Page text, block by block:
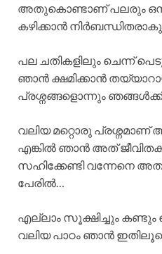
അതുകൊണ്ടാണ് പലരും
കഴിക്കാൻ
പല ചതികളിലും ചെന്ന്
ഞാൻ ക്ഷമിക്കാൻ
പ്രശ്നങ്ങളൊന്നും
വലിയ മറ്റൊരു
എങ്കിൽ ഞാൻ അത്
സഹിക്കേണ്ടി വന്നേനെ
പേരിൽ…
എല്ലാം സൂക്ഷിച്ചും
വലിയ പാഠം ഞാൻ